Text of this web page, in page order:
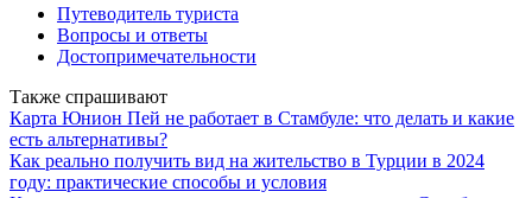
Путеводитель туриста
Вопросы и ответы
Достопримечательности
Также спрашивают
Карта Юнион Пей не работает в Стамбуле: что делать и какие
есть альтернативы?
Как реально получить вид на жительство в Турции в 2024
году: практические способы и условия